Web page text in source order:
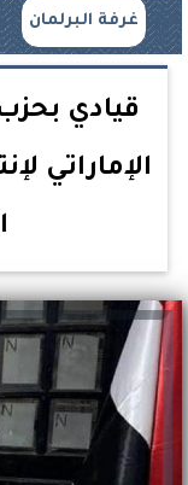
غرفة البرلمان
قيادي
الإماراتي